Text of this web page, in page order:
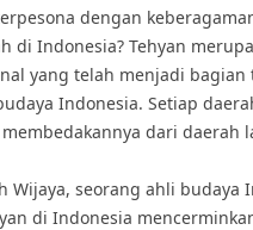
dengan
di Indonesia? Tehyan
yang telah menjadi bagian
Indonesia. Setiap
dari daerah
Wijaya, seorang ahli budaya
di Indonesia